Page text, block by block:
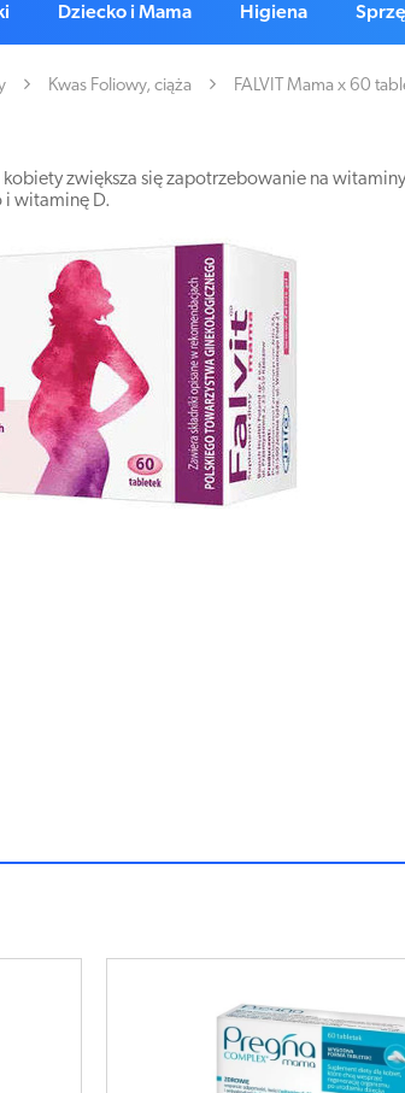
Dziecko i Mama Higiena
Kwas Foliowy, ciąża FALVIT Mama x 60
zwiększa się zapotrzebowanie na
witaminę D.